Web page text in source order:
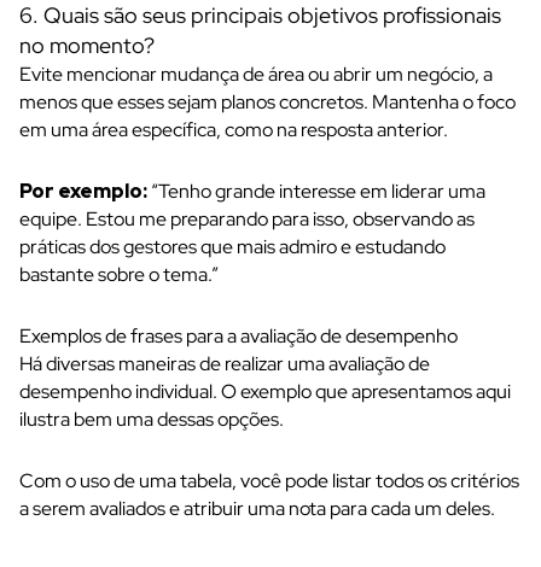
6. Quais são seus principais objetivos profissionais
no momento?
Evite mencionar mudança de área ou abrir um negócio, a
menos que esses sejam planos concretos. Mantenha o foco
em uma área específica, como na resposta anterior.
Por exemplo:“Tenho grande interesse em liderar uma
equipe. Estou me preparando para isso, observando as
práticas dos gestores que mais admiro e estudando
bastante sobre o tema.”
Exemplos de frases para a avaliação de desempenho
Há diversas maneiras de realizar uma avaliação de
desempenho individual. O exemplo que apresentamos aqui
ilustra bem uma dessas opções.
Com o uso de uma tabela, você pode listar todos os critérios
a serem avaliados e atribuir uma nota para cada um deles.